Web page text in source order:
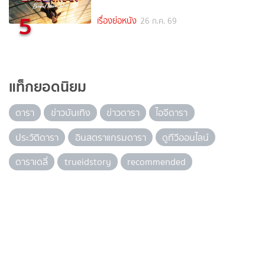
5 เรื่องย่อหนัง 26 ก.ค. 69
แท็กยอดนิยม
ดารา ข่าวบันเทิง ข่าวดารา
ไอจีดารา
ประวัติดารา
อินสตราแกรมดารา
ดูทีวีออนไลน์
ดาราเดลี่
trueidstory recommended